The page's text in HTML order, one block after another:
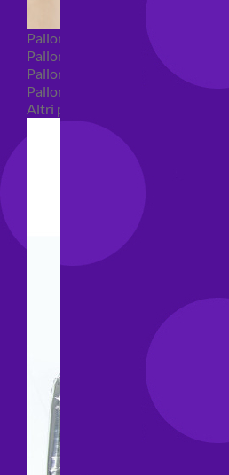
Palloncini Bubble
Palloncini numeri e lettere
Palloncini numeri e lettere piccoli
Palloncini numeri e lettere grandi
Altri palloncini numeri e lettere